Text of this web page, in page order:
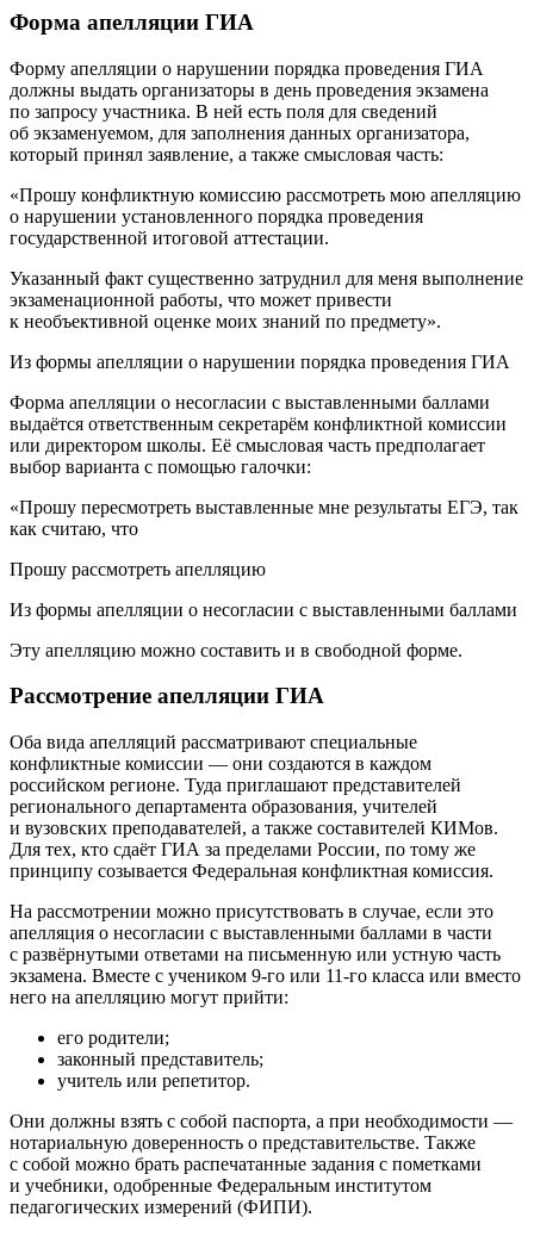
Форма апелляции ГИА
Форму апелляции о нарушении порядка проведения ГИА
должны выдать организаторы в день проведения экзамена
по запросу участника. В ней есть поля для сведений
об экзаменуемом, для заполнения данных организатора,
который принял заявление, а также смысловая часть:
«Прошу конфликтную комиссию рассмотреть мою апелляцию
о нарушении установленного порядка проведения
государственной итоговой аттестации.
Указанный факт существенно затруднил для меня выполнение
экзаменационной работы, что может привести
к необъективной оценке моих знаний по предмету».
Из формы апелляции о нарушении порядка проведения ГИА
Форма апелляции о несогласии с выставленными баллами
выдаётся от­ветс­твен­ным сек­ре­тарём конф­лик­тной ко­мис­сии
или директором школы. Её смысловая часть предполагает
выбор варианта с помощью галочки:
«Прошу пересмотреть выставленные мне результаты ЕГЭ, так
как считаю, что
Прошу рассмотреть апелляцию
Из формы апелляции о несогласии с выставленными баллами
Эту апелляцию можно составить и в свободной форме.
Рассмотрение апелляции ГИА
Оба вида апелляций рассматривают специальные
конфликтные комиссии — они создаются в каж­дом
российском ре­ги­оне. Туда приглашают представителей
регионального департамента образования, учителей
и вузовских преподавателей, а также составителей КИМов.
Для тех, кто сдаёт ГИА за пределами России, по тому же
принципу созывается Фе­дераль­ная конф­лик­тная ко­мис­сия.
На рассмотрении можно присутствовать в случае, если это
апелляция о несогласии с выставленными баллами в части
с развёрнутыми ответами на письменную или устную часть
экзамена. Вместе с учеником 9-го или 11-го класса или вместо
него на апелляцию могут прийти:
его родители;
законный представитель;
учитель или репетитор.
Они должны взять с собой паспорта, а при необходимости —
нотариальную доверенность о представительстве. Также
с собой можно брать распечатанные задания с пометками
и учебники, одобренные Федеральным институтом
педагогических измерений (ФИПИ).